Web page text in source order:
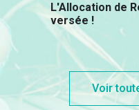
L'Allocation de
versée !
Voir